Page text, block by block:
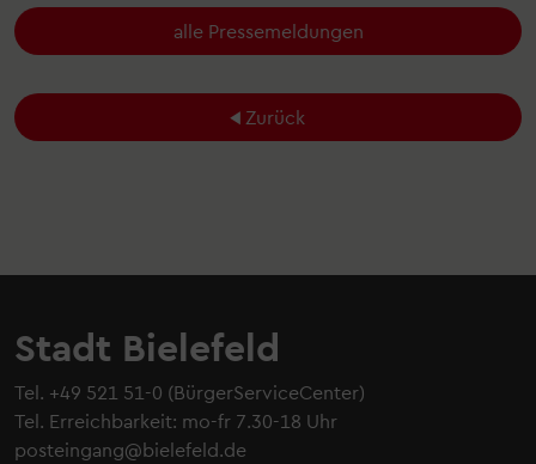
alle Pressemeldungen
Zurück
Stadt Bielefeld
Tel. +49 521 51-0 (BürgerServiceCenter)
Tel. Erreichbarkeit: mo-fr 7.30-18 Uhr
posteingang@bielefeld.de